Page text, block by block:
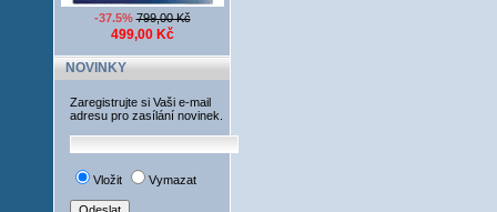
-37.5%799,00 Kč
499,00 Kč
NOVINKY
Zaregistrujte si Vaši e-mail
adresu pro zasílání novinek.
Vložit Vymazat